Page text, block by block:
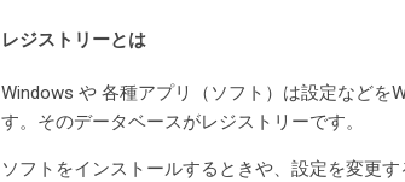
レジストリーとは
Windows や 各種アプリ（ソフト）は設定など
す。そのデータベースがレジストリーです。
ソフトをインストールするときや、設定を変更す